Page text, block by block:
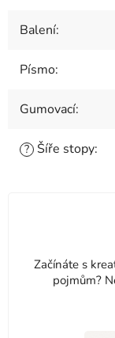
Balení:
Písmo:
Gumovací:
? Šíře stopy:
Začínáte s
pojmům?